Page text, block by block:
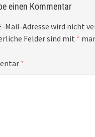
einen Kommentar
Mail-Adresse wird nicht
Felder sind mit *
*